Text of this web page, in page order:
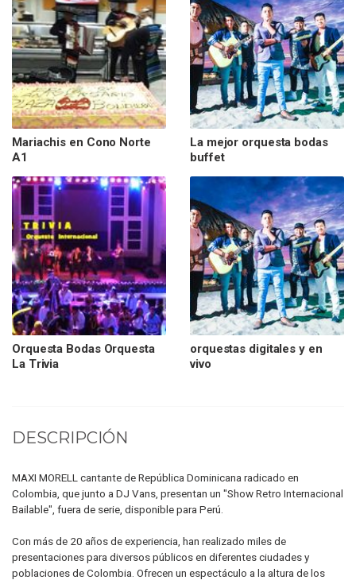
Mariachis en Cono Norte
A1
La mejor orquesta bodas
buffet
Orquesta Bodas Orquesta
La Trivia
orquestas digitales y en
vivo
DESCRIPCIÓN
MAXI MORELL cantante de República Dominicana radicado en
Colombia, que junto a DJ Vans, presentan un "Show Retro Internacional
Bailable", fuera de serie, disponible para Perú.
Con más de 20 años de experiencia, han realizado miles de
presentaciones para diversos públicos en diferentes ciudades y
poblaciones de Colombia. Ofrecen un espectáculo a la altura de los